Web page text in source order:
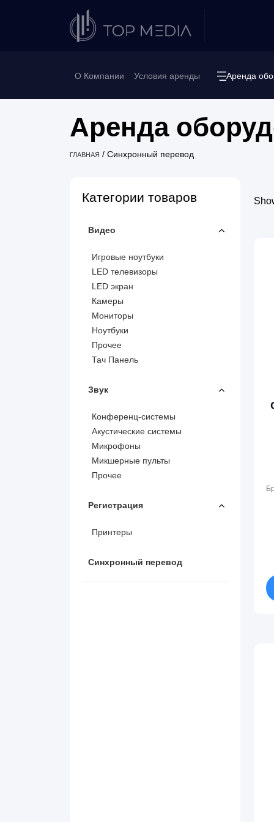
О Компании Условия аренды Аренда
Аренда
ГЛАВНАЯ / Синхронный перевод
Категории товаров
Видео
Игровые ноутбуки
LED телевизоры
LED экран
Камеры
Мониторы
Ноутбуки
Прочее
Тач Панель
Звук
Конференц-системы
Акустические системы
Микрофоны
Микшерные пульты
Прочее
Регистрация
Принтеры
Синхронный перевод